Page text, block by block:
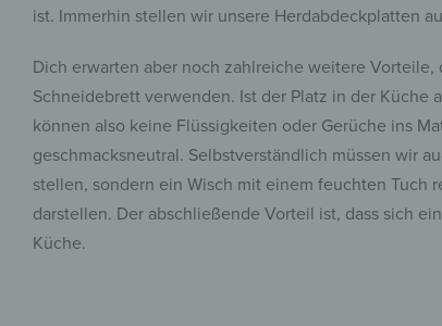
ist. Immerhin stellen wir unsere Herdabdeckplatten
Dich erwarten aber noch zahlreiche weitere
Schneidebrett verwenden. Ist der Platz in der Küche
können also keine Flüssigkeiten oder Gerüche ins
geschmacksneutral. Selbstverständlich müssen wir
stellen, sondern ein Wisch mit einem feuchten Tuch
darstellen. Der abschließende Vorteil ist, dass sich
Küche.